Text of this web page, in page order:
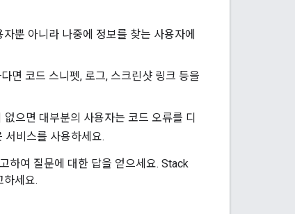
뿐 아니라 나중에 정보를 찾는 사용자에
면 코드 스니펫, 로그, 스크린샷 링크 등을
으면 대부분의 사용자는 코드 오류를 디
서비스를 사용하세요.
하여 질문에 대한 답을 얻으세요. Stack
하세요.